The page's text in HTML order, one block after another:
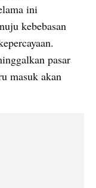
ini
kebebasan
pasar
masuk akan